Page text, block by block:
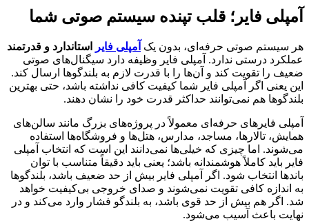
آمپلی فایر؛ قلب تپنده سیستم صوتی شما
هر سیستم صوتی حرفه‌ای، بدون یک آمپلی فایر
استاندارد و قدرتمند
عملکرد درستی ندارد. آمپلی فایر وظیفه دارد سیگنال‌های صوتی
ضعیف را تقویت کند و آن‌ها را با قدرت لازم به بلندگوها ارسال کند.
این یعنی اگر آمپلی فایر شما کیفیت کافی نداشته باشد، حتی بهترین
بلندگوها هم نمی‌توانند حداکثر قدرت خود را نشان دهند.
آمپلی فایرهای حرفه‌ای معمولاً در پروژه‌های بزرگ مانند سالن‌های
همایش، تالارها، مساجد، مدارس، هتل‌ها و فروشگاه‌ها استفاده
می‌شوند. اما چیزی که خیلی‌ها نمی‌دانند این است که انتخاب آمپلی
فایر باید کاملاً هوشمندانه باشد؛ یعنی باید دقیقاً متناسب با توان
باندها انتخاب شود. اگر آمپلی فایر بیش از حد ضعیف باشد، بلندگوها
به اندازه کافی تقویت نمی‌شوند و صدای خروجی بی‌کیفیت خواهد
شد. اگر هم بیش از حد قوی باشد، به بلندگو فشار وارد می‌کند و در
نهایت باعث آسیب می‌شود.